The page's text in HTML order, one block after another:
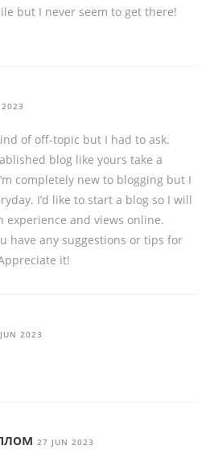
but I never seem to get there!
of off-topic but I had to ask.
blog like yours take a
completely new to blogging but I
I’d like to start a blog so I will
experience and views online.
have any suggestions or tips for
it!
2023
27 JUN 2023